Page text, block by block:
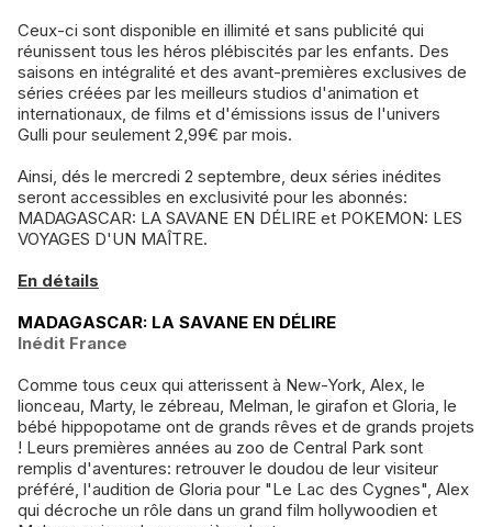
Ceux-ci sont disponible en illimité et sans publicité qui
réunissent tous les héros plébiscités par les enfants. Des
saisons en intégralité et des avant-premières exclusives de
séries créées par les meilleurs studios d'animation et
internationaux, de films et d'émissions issus de l'univers
Gulli pour seulement 2,99€ par mois.
Ainsi, dés le mercredi 2 septembre, deux séries inédites
seront accessibles en exclusivité pour les abonnés:
MADAGASCAR: LA SAVANE EN DÉLIRE et POKEMON: LES
VOYAGES D'UN MAÎTRE.
En détails
MADAGASCAR: LA SAVANE EN DÉLIRE
Inédit France
Comme tous ceux qui atterissent à New-York, Alex, le
lionceau, Marty, le zébreau, Melman, le girafon et Gloria, le
bébé hippopotame ont de grands rêves et de grands projets
! Leurs premières années au zoo de Central Park sont
remplis d'aventures: retrouver le doudou de leur visiteur
préféré, l'audition de Gloria pour "Le Lac des Cygnes", Alex
qui décroche un rôle dans un grand film hollywoodien et